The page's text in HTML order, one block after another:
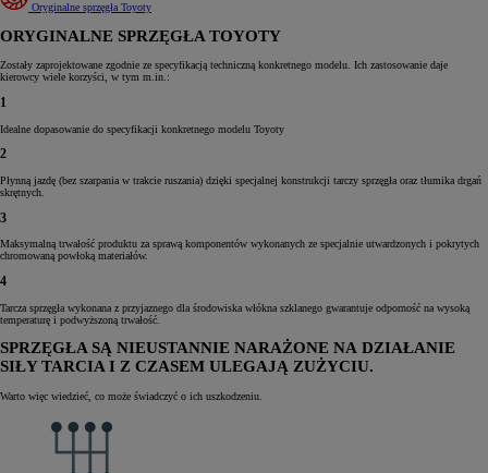
Oryginalne sprzęgła Toyoty
ORYGINALNE SPRZĘGŁA TOYOTY
Zostały zaprojektowane zgodnie ze specyfikacją techniczną konkretnego modelu. Ich zastosowanie daje
kierowcy wiele korzyści, w tym m.in.:
1
Idealne dopasowanie do specyfikacji konkretnego modelu Toyoty
2
Płynną jazdę (bez szarpania w trakcie ruszania) dzięki specjalnej konstrukcji tarczy sprzęgła oraz tłumika drgań
skrętnych.
3
Maksymalną trwałość produktu za sprawą komponentów wykonanych ze specjalnie utwardzonych i pokrytych
chromowaną powłoką materiałów.
4
Tarcza sprzęgła wykonana z przyjaznego dla środowiska włókna szklanego gwarantuje odporność na wysoką
temperaturę i podwyższoną trwałość.
SPRZĘGŁA SĄ NIEUSTANNIE NARAŻONE NA DZIAŁANIE
SIŁY TARCIA I Z CZASEM ULEGAJĄ ZUŻYCIU.
Warto więc wiedzieć, co może świadczyć o ich uszkodzeniu.